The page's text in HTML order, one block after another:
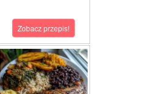
Zobacz przepis!